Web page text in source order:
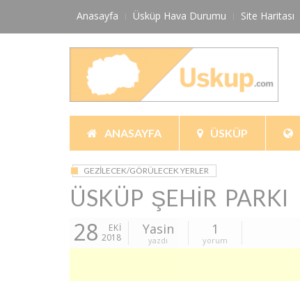
Anasayfa Üsküp Hava Durumu Site Haritası
ANASAYFA ÜSKÜP
GEZILECEK/GÖRÜLECEK YERLER
ÜSKÜP ŞEHIR PARKI
28
EKI
2018
Yasin
yazdı
1
yorum